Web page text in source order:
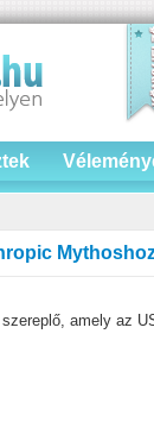
amely az